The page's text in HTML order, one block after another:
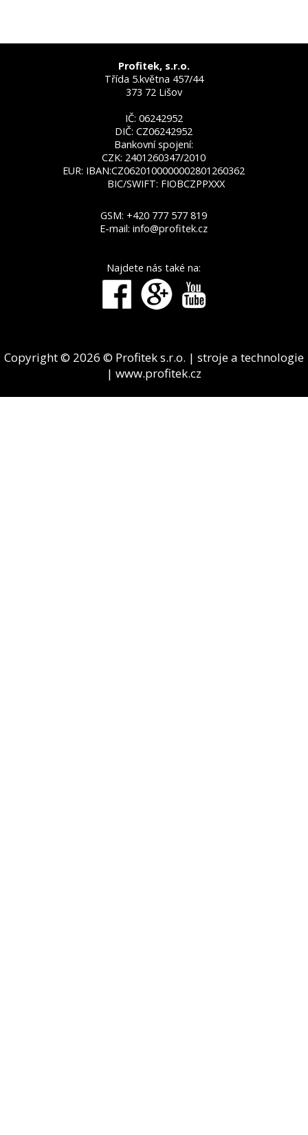
Profitek, s.r.o.
Třída 5.května 457/44
373 72 Lišov
IČ: 06242952
DIČ: CZ06242952
Bankovní spojení:
CZK: 2401260347/2010
EUR: IBAN:CZ0620100000002801260362
BIC/SWIFT: FIOBCZPPXXX
GSM:+420 777 577 819
E-mail:info@profitek.cz
Najdete nás také na:
Copyright © 2026 © Profitek s.r.o. | stroje a technologie
| www.profitek.cz